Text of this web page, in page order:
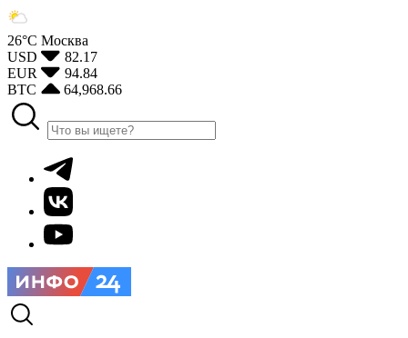
26°С Москва
USD
82.17
EUR
94.84
BTC
64,968.66